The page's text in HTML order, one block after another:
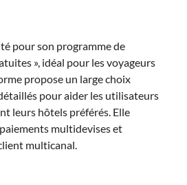
pour son programme de
», idéal pour les voyageurs
propose un large choix
pour aider les utilisateurs
leurs hôtels préférés. Elle
multidevises et
multicanal.